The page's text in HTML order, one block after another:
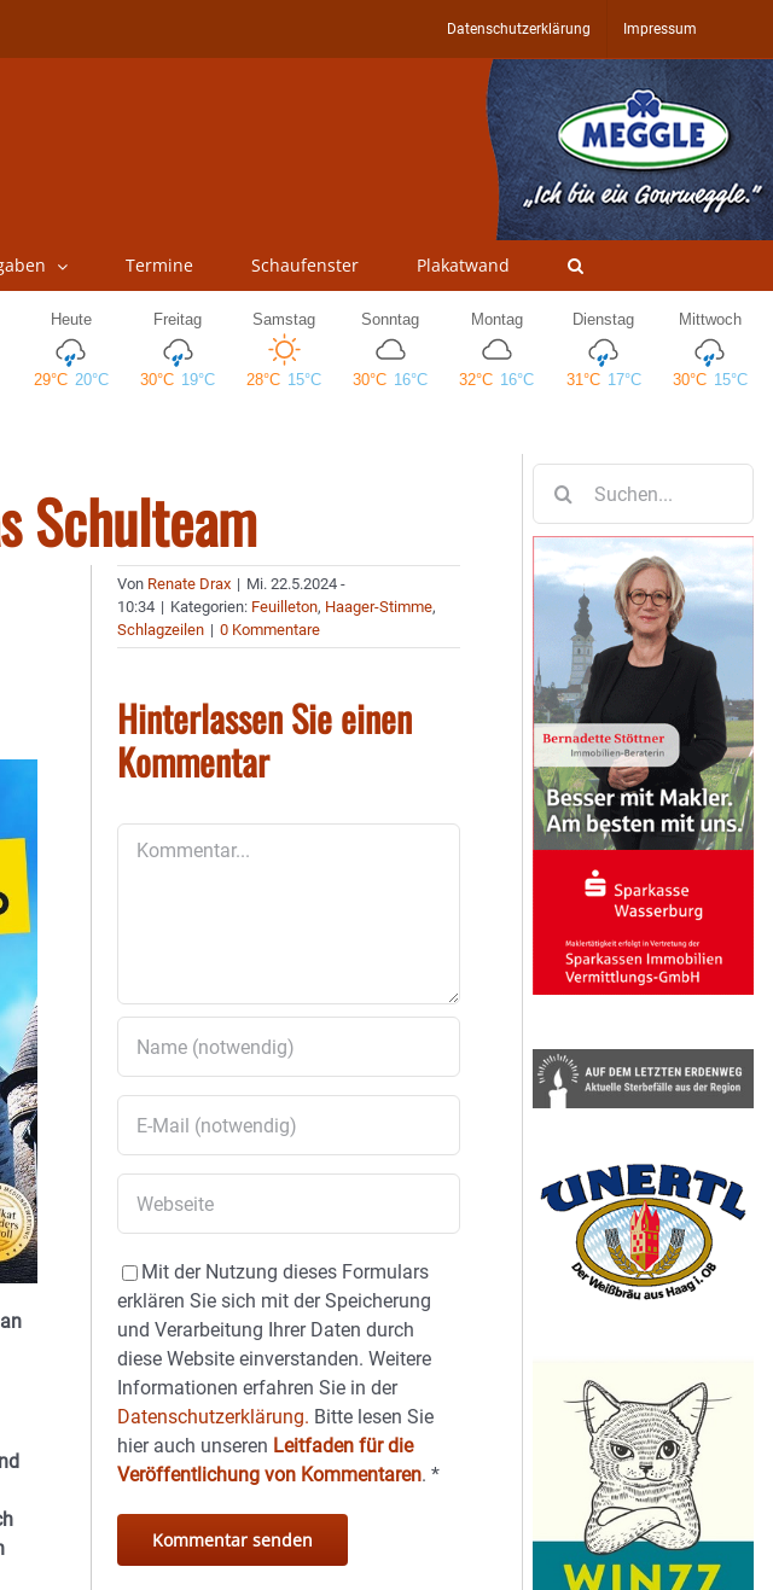
Datenschutzerklärung Impressum
Termine Schaufenster Plakatwand
Schulteam
Von Renate Drax | Mi. 22.5.2024 -
10:34 | Kategorien: Feuilleton, Haager-Stimme,
Schlagzeilen | 0 Kommentare
Hinterlassen Sie einen
Kommentar
Mit der Nutzung dieses Formulars
erklären Sie sich mit der Speicherung
und Verarbeitung Ihrer Daten durch
diese Website einverstanden. Weitere
Informationen erfahren Sie in der
Datenschutzerklärung. Bitte lesen Sie
hier auch unseren Leitfaden für die
Veröffentlichung von Kommentaren.*
nach: